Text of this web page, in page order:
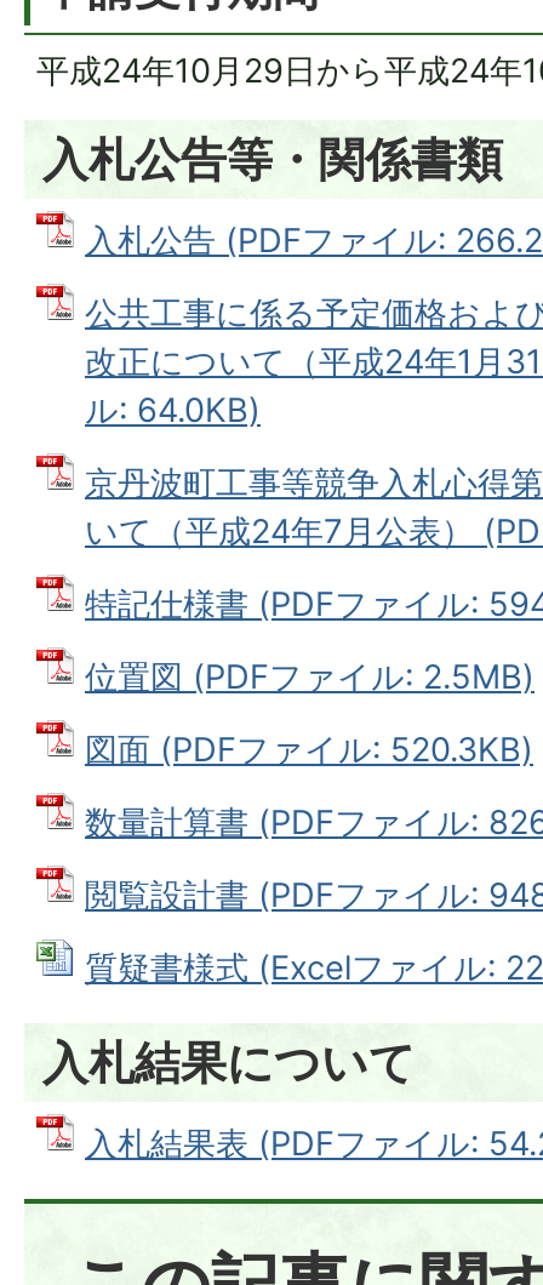
平成24年10月29日から平成24年
入札公告等・関係書類
入札公告 (PDFファイル:
公共工事に係る予定価格およ
改正について（平成24年1月
ル: 64.0KB)
京丹波町工事等競争入札心得
いて（平成24年7月公表）
特記仕様書 (PDFファイル:
位置図 (PDFファイル: 2.5MB)
図面 (PDFファイル: 520.3KB)
数量計算書 (PDFファイル:
閲覧設計書 (PDFファイル:
質疑書様式 (Excelファイル:
入札結果について
入札結果表 (PDFファイル: